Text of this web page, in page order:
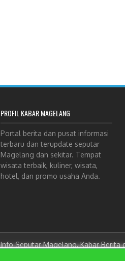
PROFIL KABAR MAGELANG
Portal berita dan pusat informasi
terbaru dan terupdate seputar
Magelang dan sekitar. Tempat
wisata terbaik, kuliner, wisata,
hotel, dan promo usaha Anda.
Info Seputar Magelang, Kabar Berita